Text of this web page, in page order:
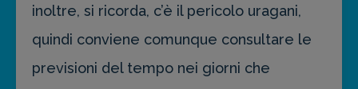
inoltre, si ricorda, c’è il pericolo uragani,
quindi conviene comunque consultare le
previsioni del tempo nei giorni che